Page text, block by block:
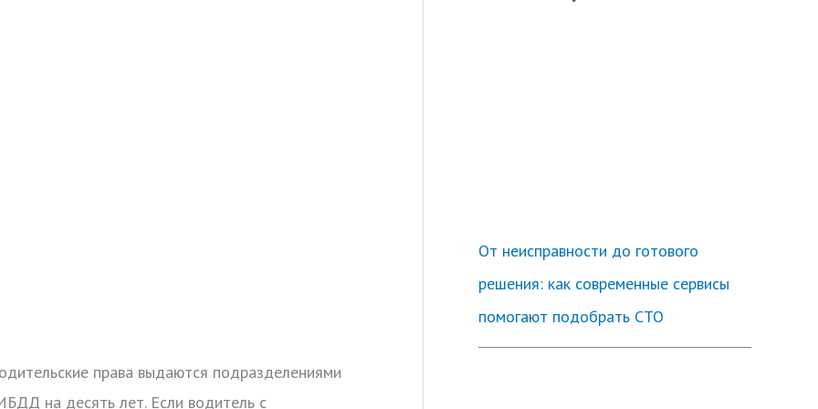
права выдаются подразделениями
на десять лет. Если водитель с
От неисправности до готового
решения: как современные сервисы
помогают подобрать СТО